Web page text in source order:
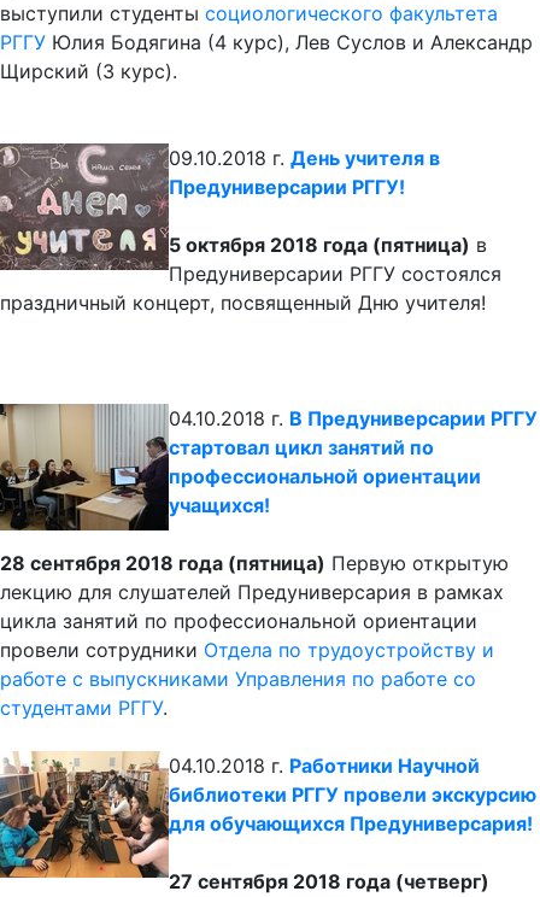
выступили студенты социологического факультета
РГГУ Юлия Бодягина (4 курс), Лев Суслов и Александр
Щирский (3 курс).
09.10.2018 г. День учителя в
Предуниверсарии РГГУ!
5 октября 2018 года (пятница) в
Предуниверсарии РГГУ состоялся
праздничный концерт, посвященный Дню учителя!
04.10.2018 г. В Предуниверсарии РГГУ
стартовал цикл занятий по
профессиональной ориентации
учащихся!
28 сентября 2018 года (пятница) Первую открытую
лекцию для слушателей Предуниверсария в рамках
цикла занятий по профессиональной ориентации
провели сотрудники Отдела по трудоустройству и
работе с выпускниками Управления по работе со
студентами РГГУ.
04.10.2018 г. Работники Научной
библиотеки РГГУ провели экскурсию
для обучающихся Предуниверсария!
27 сентября 2018 года (четверг)